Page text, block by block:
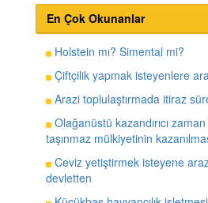
En Çok Okunanlar
Holstein mı? Simental mi?
Çiftçilik yapmak isteyenlere
Arazi toplulaştırmada itiraz
Olağanüstü kazandırıcı zaman
taşınmaz mülkiyetinin
Ceviz yetiştirmek isteyene
devletten